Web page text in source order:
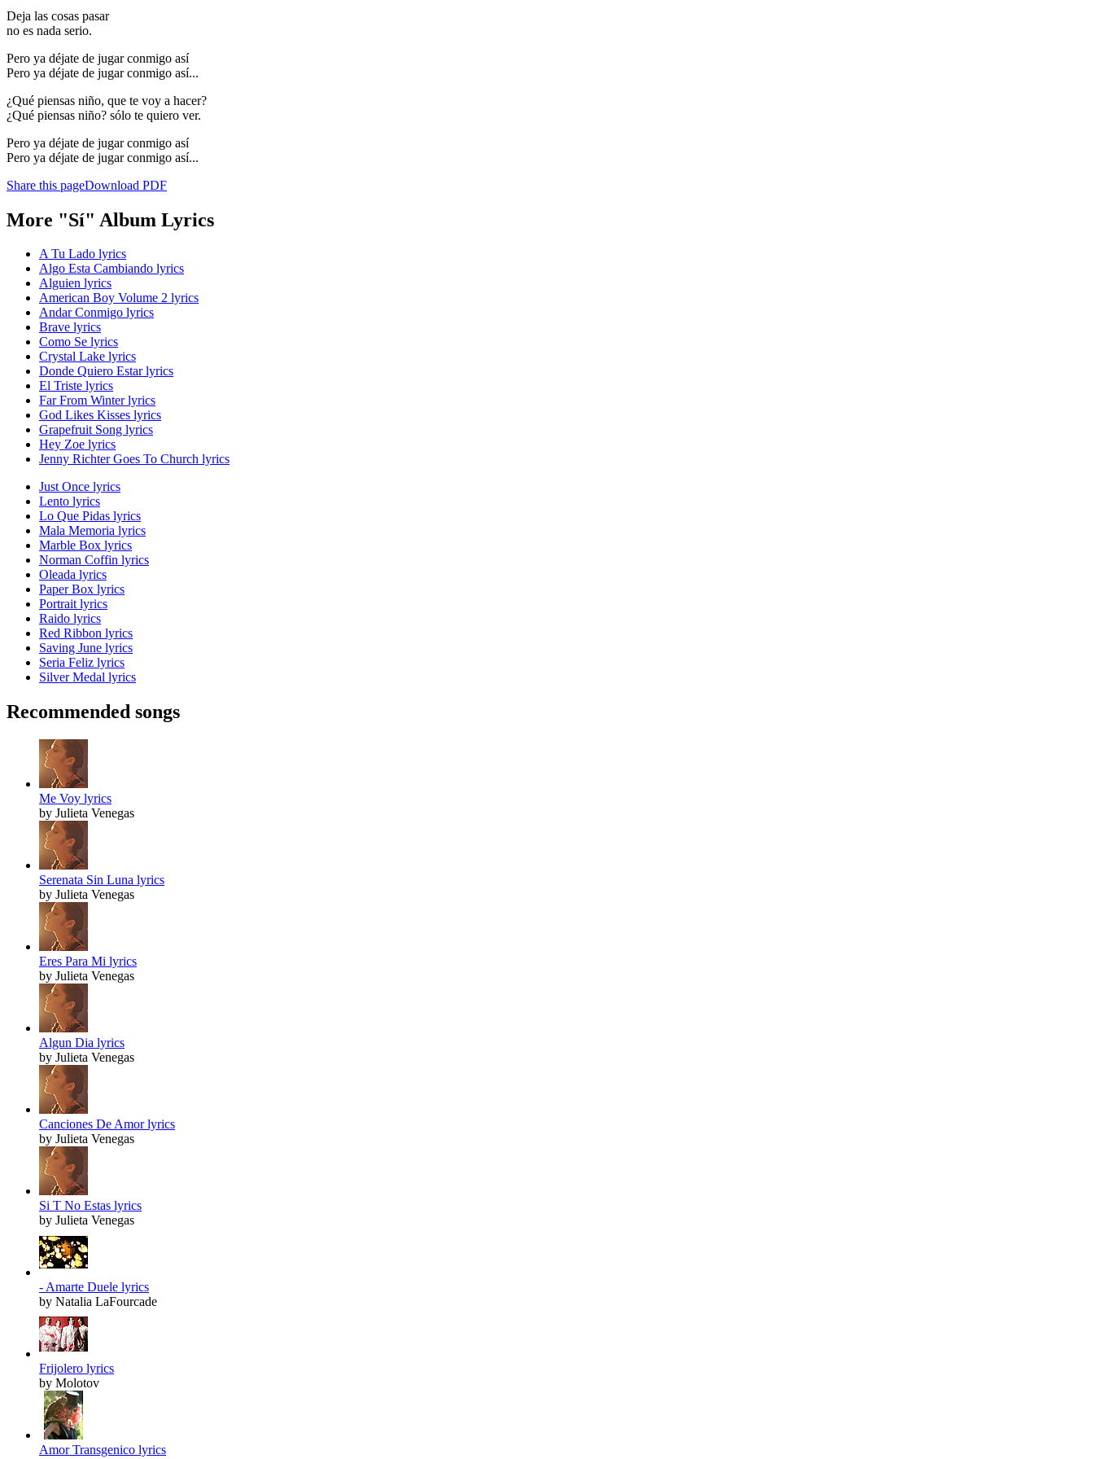
Deja las cosas pasar
no es nada serio.
Pero ya déjate de jugar conmigo así
Pero ya déjate de jugar conmigo así...
¿Qué piensas niño, que te voy a hacer?
¿Qué piensas niño? sólo te quiero ver.
Pero ya déjate de jugar conmigo así
Pero ya déjate de jugar conmigo así...
Share this pageDownload PDF
More "Sí" Album Lyrics
A Tu Lado lyrics
Algo Esta Cambiando lyrics
Alguien lyrics
American Boy Volume 2 lyrics
Andar Conmigo lyrics
Brave lyrics
Como Se lyrics
Crystal Lake lyrics
Donde Quiero Estar lyrics
El Triste lyrics
Far From Winter lyrics
God Likes Kisses lyrics
Grapefruit Song lyrics
Hey Zoe lyrics
Jenny Richter Goes To Church lyrics
Just Once lyrics
Lento lyrics
Lo Que Pidas lyrics
Mala Memoria lyrics
Marble Box lyrics
Norman Coffin lyrics
Oleada lyrics
Paper Box lyrics
Portrait lyrics
Raido lyrics
Red Ribbon lyrics
Saving June lyrics
Seria Feliz lyrics
Silver Medal lyrics
Recommended songs
Me Voy lyrics
by Julieta Venegas
Serenata Sin Luna lyrics
by Julieta Venegas
Eres Para Mi lyrics
by Julieta Venegas
Algun Dia lyrics
by Julieta Venegas
Canciones De Amor lyrics
by Julieta Venegas
Si T No Estas lyrics
by Julieta Venegas
- Amarte Duele lyrics
by Natalia LaFourcade
Frijolero lyrics
by Molotov
Amor Transgenico lyrics